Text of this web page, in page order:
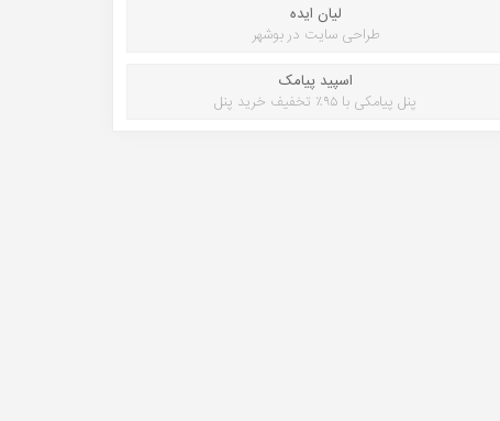
لیان ایده
طراحی سایت در بوشهر
اسپید پیامک
پنل پیامکی با ۹۵٪ تخفیف خرید پنل